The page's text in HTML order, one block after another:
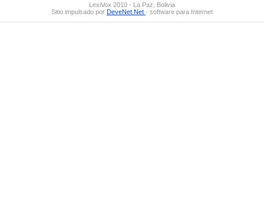
LexiVox 2010 - La Paz, Bolivia
Sitio impulsado por DeveNet.Net - software para Internet